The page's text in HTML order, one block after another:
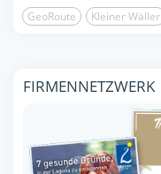
GeoRoute Kleiner Wäller
FIRMENNETZWERK